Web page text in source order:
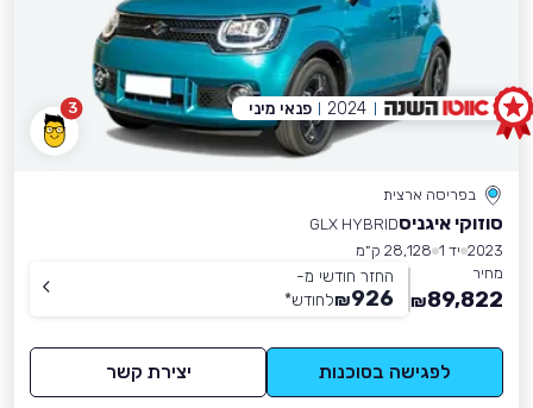
3
בפריסה ארצית
סוזוקי איגניסGLX HYBRID
2023 יד 1
28,128 ק״מ
מחיר
89,822
₪
החזר חודשי מ-
926
₪לחודש*
לפגישה בסוכנות יצירת קשר
2024 פנאי מיני